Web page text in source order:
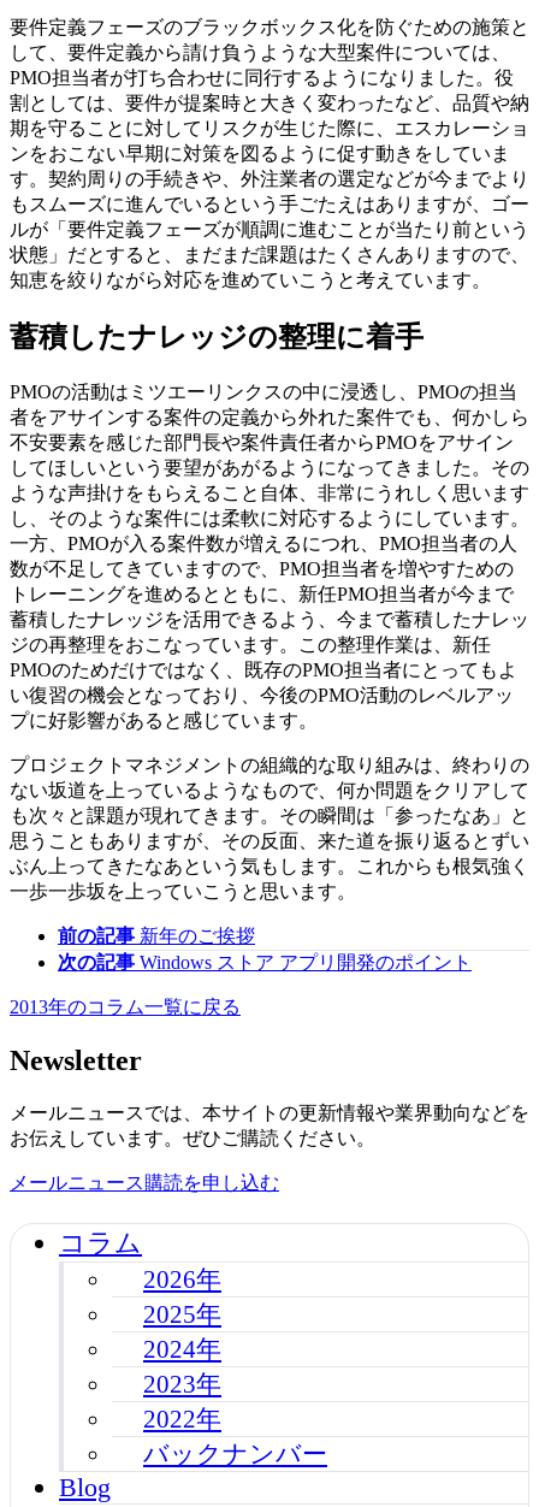
要件定義フェーズのブラックボックス化を防ぐための施策と
して、要件定義から請け負うような大型案件については、
PMO担当者が打ち合わせに同行するようになりました。役
割としては、要件が提案時と大きく変わったなど、品質や納
期を守ることに対してリスクが生じた際に、エスカレーショ
ンをおこない早期に対策を図るように促す動きをしていま
す。契約周りの手続きや、外注業者の選定などが今までより
もスムーズに進んでいるという手ごたえはありますが、ゴー
ルが「要件定義フェーズが順調に進むことが当たり前という
状態」だとすると、まだまだ課題はたくさんありますので、
知恵を絞りながら対応を進めていこうと考えています。
蓄積したナレッジの整理に着手
PMOの活動はミツエーリンクスの中に浸透し、PMOの担当
者をアサインする案件の定義から外れた案件でも、何かしら
不安要素を感じた部門長や案件責任者からPMOをアサイン
してほしいという要望があがるようになってきました。その
ような声掛けをもらえること自体、非常にうれしく思います
し、そのような案件には柔軟に対応するようにしています。
一方、PMOが入る案件数が増えるにつれ、PMO担当者の人
数が不足してきていますので、PMO担当者を増やすための
トレーニングを進めるとともに、新任PMO担当者が今まで
蓄積したナレッジを活用できるよう、今まで蓄積したナレッ
ジの再整理をおこなっています。この整理作業は、新任
PMOのためだけではなく、既存のPMO担当者にとってもよ
い復習の機会となっており、今後のPMO活動のレベルアッ
プに好影響があると感じています。
プロジェクトマネジメントの組織的な取り組みは、終わりの
ない坂道を上っているようなもので、何か問題をクリアして
も次々と課題が現れてきます。その瞬間は「参ったなあ」と
思うこともありますが、その反面、来た道を振り返るとずい
ぶん上ってきたなあという気もします。これからも根気強く
一歩一歩坂を上っていこうと思います。
前の記事 新年のご挨拶
次の記事 Windows ストア アプリ開発のポイント
2013年のコラム一覧に戻る
Newsletter
メールニュースでは、本サイトの更新情報や業界動向などを
お伝えしています。ぜひご購読ください。
メールニュース購読を申し込む
コラム
2026年
2025年
2024年
2023年
2022年
バックナンバー
Blog